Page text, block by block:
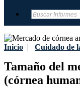
Inicio | Cuidado de
Tamaño del
(córnea